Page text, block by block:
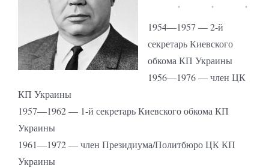
1954—1957 — 2-й
секретарь Киевского
обкома КП Украины
1956—1976 — член ЦК
КП Украины
1957—1962 — 1-й секретарь Киевского обкома КП
Украины
1961—1972 — член Президиума/Политбюро ЦК КП
Украины